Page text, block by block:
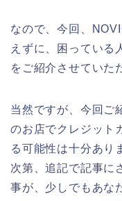
なので、今回、
えずに、困っている
をご紹介させていた
当然ですが、今回ご
のお店でクレジット
る可能性は十分あり
次第、追記で記事に
事が、少しでもあな